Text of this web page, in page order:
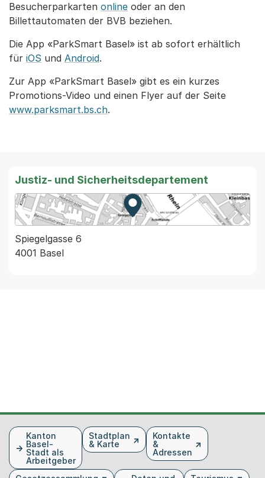
Besucherparkarten online oder an den
Billettautomaten der BVB beziehen.
Die App «ParkSmart Basel» ist ab sofort erhältlich
für iOS und Android.
Zur App «ParkSmart Basel» gibt es ein kurzes
Promotions-Video und einen Flyer auf der Seite
www.parksmart.bs.ch.
Justiz- und Sicherheitsdepartement
Zur Karte von MapBS.
Externer Link, wird in einem
Spiegelgasse 6
4001 Basel
FusszeileKanton
Basel-
Stadt als
Arbeitgeber
Stadtplan
& Karte
Kontakte
&
Adressen